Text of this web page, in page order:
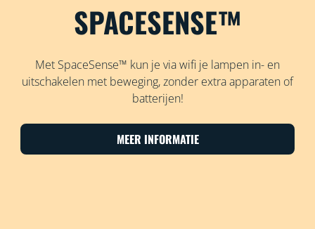
SPACESENSE™
Met SpaceSense™ kun je via wifi je lampen in- en
uitschakelen met beweging, zonder extra apparaten of
batterijen!
MEER INFORMATIE